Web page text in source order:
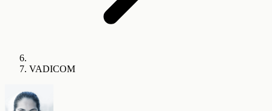
VADICOM